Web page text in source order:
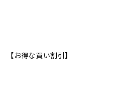
【お得な買い割引】